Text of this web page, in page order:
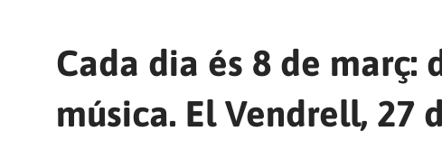
Cada dia és 8 de març:
música. El Vendrell, 27